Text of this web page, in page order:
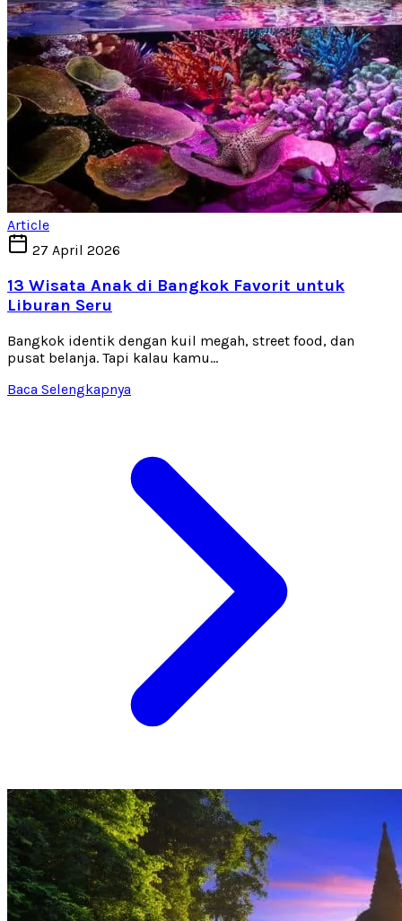
Article
27 April 2026
13 Wisata Anak di Bangkok Favorit untuk
Liburan Seru
Bangkok identik dengan kuil megah, street food, dan
pusat belanja. Tapi kalau kamu...
Baca Selengkapnya